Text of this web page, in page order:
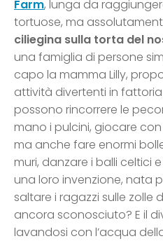
Farm, lunga da
tortuose, ma
ciliegina sulla torta del
una famiglia di persone
capo la mamma Lilly,
attività divertenti in fattoria
possono rincorrere le
mano i pulcini, giocare
ma anche fare enormi
muri, danzare i balli celtici
una loro invenzione, nata
saltare i ragazzi sulle zolle
ancora sconosciuto? E il
lavandosi con l’acqua